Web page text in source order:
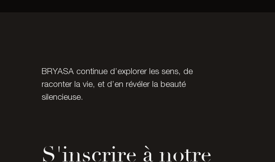
BRYASA continue d’explorer les sens, de
raconter la vie, et d’en révéler la beauté
silencieuse.
S'inscrire à notre